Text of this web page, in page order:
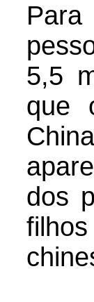
5,5
que
dos